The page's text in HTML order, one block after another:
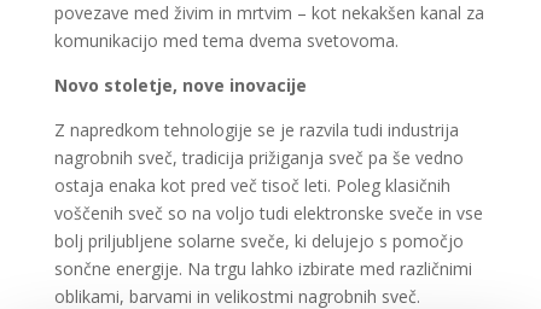
povezave med živim in mrtvim – kot nekakšen kanal za
komunikacijo med tema dvema svetovoma.
Novo stoletje, nove inovacije
Z napredkom tehnologije se je razvila tudi industrija
nagrobnih sveč, tradicija prižiganja sveč pa še vedno
ostaja enaka kot pred več tisoč leti. Poleg klasičnih
voščenih sveč so na voljo tudi elektronske sveče in vse
bolj priljubljene solarne sveče, ki delujejo s pomočjo
sončne energije. Na trgu lahko izbirate med različnimi
oblikami, barvami in velikostmi nagrobnih sveč.